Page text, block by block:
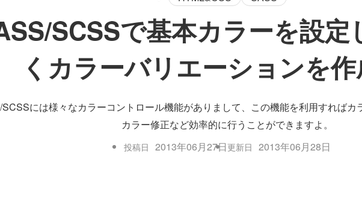
SCSSで基本カラーを設定
くカラーバリエーションを
には様々なカラーコントロール機能がありまして、この機能を利用すればカ
カラー修正など効率的に行うことができますよ。
投稿日 2013年06月27日更新日 2013年06月28日